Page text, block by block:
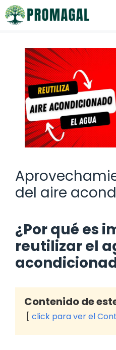
Saltar
al
del aire
¿Por qué es
reutilizar el
Contenido de
click para ver el